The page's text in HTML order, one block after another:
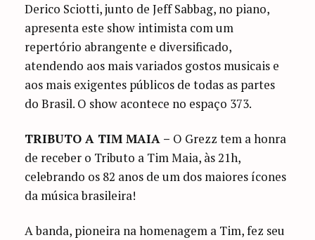
Derico Sciotti, junto de Jeff Sabbag, no piano,
apresenta este show intimista com um
repertório abrangente e diversificado,
atendendo aos mais variados gostos musicais e
aos mais exigentes públicos de todas as partes
do Brasil. O show acontece no espaço 373.
TRIBUTO A TIM MAIA – O Grezz tem a honra
de receber o Tributo a Tim Maia, às 21h,
celebrando os 82 anos de um dos maiores ícones
da música brasileira!
A banda, pioneira na homenagem a Tim, fez seu